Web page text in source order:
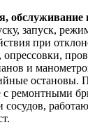
обслуживание
запуск,
при
и
остановы.
с ремонтными
сосудов,